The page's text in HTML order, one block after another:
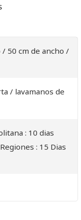
/ 50 cm de ancho /
/ lavamanos de
: 10 dias
: 15 Dias